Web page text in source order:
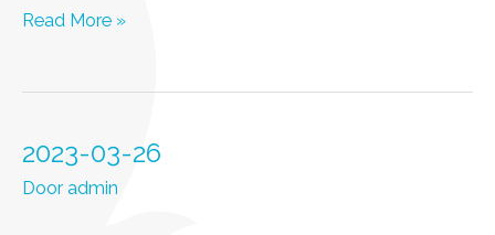
2023-
Read More »
2023-03-26
Dooradmin